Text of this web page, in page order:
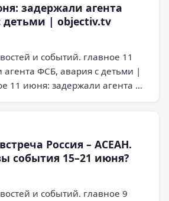
задержали агента
детьми | objectiv.tv
и событий. главное 11
ФСБ, авария с детьми |
11 июня: задержали агента …
Россия – АСЕАН.
события 15–21 июня?
и событий. главное 9